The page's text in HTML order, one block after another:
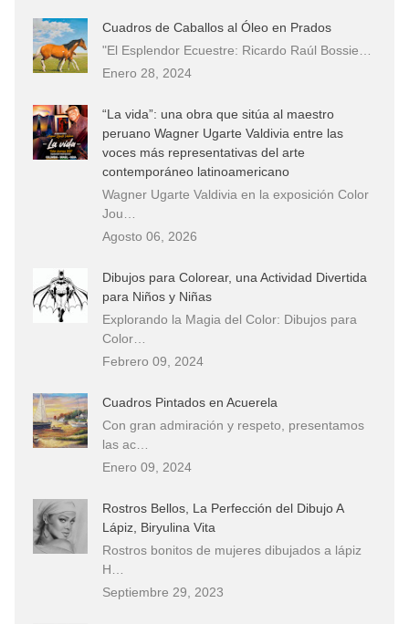
Cuadros de Caballos al Óleo en Prados
"El Esplendor Ecuestre: Ricardo Raúl Bossie…
Enero 28, 2024
“La vida”: una obra que sitúa al maestro
peruano Wagner Ugarte Valdivia entre las
voces más representativas del arte
contemporáneo latinoamericano
Wagner Ugarte Valdivia en la exposición Color
Jou…
Agosto 06, 2026
Dibujos para Colorear, una Actividad Divertida
para Niños y Niñas
Explorando la Magia del Color: Dibujos para
Color…
Febrero 09, 2024
Cuadros Pintados en Acuerela
Con gran admiración y respeto, presentamos
las ac…
Enero 09, 2024
Rostros Bellos, La Perfección del Dibujo A
Lápiz, Biryulina Vita
Rostros bonitos de mujeres dibujados a lápiz
H…
Septiembre 29, 2023